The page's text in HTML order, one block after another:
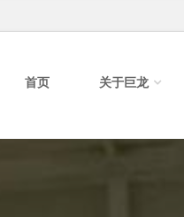
首页 关于巨龙